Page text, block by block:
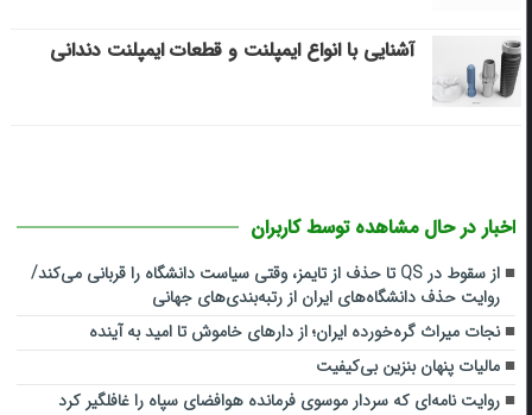
آشنایی با انواع ایمپلنت و قطعات ایمپلنت دندانی
اخبار در حال مشاهده توسط کاربران
از سقوط در QS تا حذف از تایمز، وقتی سیاست دانشگاه را قربانی می‌کند/
روایت حذف دانشگاه‌های ایران از رتبه‌بندی‌های جهانی
نجات میراث گره‌خورده ایران؛ از دارهای خاموش تا امید به آینده
مالیات پنهان بنزین بی‌کیفیت
روایت نامه‌ای که سردار موسوی فرمانده هوافضای سپاه را غافلگیر کرد